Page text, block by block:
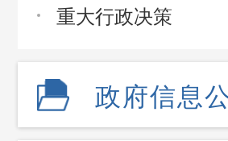
重大行政决策
政府信息